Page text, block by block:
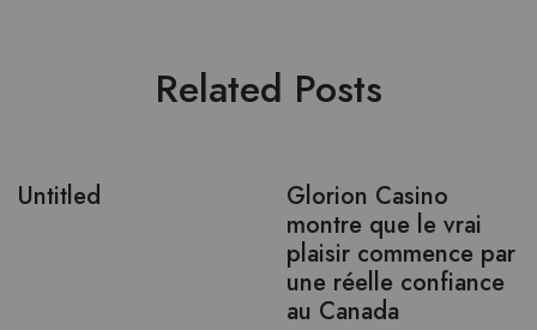
Related Posts
Untitled
Glorion Casino
montre que le vrai
plaisir commence par
une réelle confiance
au Canada